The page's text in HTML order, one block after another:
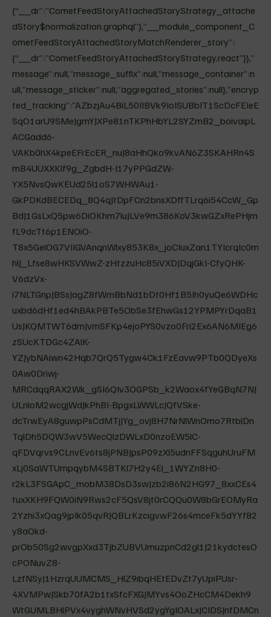
{“__dr”:”CometFeedStoryAttachedStoryStrategy_attache
dStory$normalization.graphql”},”__module_component_C
ometFeedStoryAttachedStoryMatchRenderer_story”:
{“__dr”:”CometFeedStoryAttachedStoryStrategy.react”}},”
message”:null,”message_suffix”:null,”message_container”:n
ull,”message_sticker”:null,”aggregated_stories”:null},”encryp
ted_tracking”:”AZbzjAu4BiL50IIBVk9IoISUBbIT1ScDcFEIeE
SqO1arU9SMeJgmYJXPe81nTKPhHbYL2SYZmB2_boivaipL
ACGadd6-
VAKb0hX4kpeEFrEcER_nuJ8aHhQko9kvAN6Z3SKAHRn4S
mB4UUXXKlf9g_ZgbdH-I17yPPGdZW-
YX5NvsQwKEUd25l1oS7WHWAu1-
GkPDKdBECEDq_8Q4qJtDpFCn2bnsXDffTLrq6i54CcW_Gp
BdJ1GsLxQ5pw6DiOKhm7luJLVe9m386KoV3kwGZxRePHjm
fL9dcTt6p1ENOiO-
T8x5GelOG7VIIGVAnqnWlxy853K8x_joCIuxZan1TYIcrqIc0m
hlJ_Lfse8wHKSVWwZ-zHtzzuHc85iVXDJDqjGkI-CfyQHK-
V6dzVx-
i7NLTGnpJBSsJagZ8fWmBbNd1bDt0Hf1B5Ih0yuQe6WDHc
uxbd6dHf1ed4hBAkPBTe5ObSe3fEhwGs12YPMPYrDqaB1
UsJKQMTWT6dmJvmSFKp4ejoPYS0vzo0Fri2Ex6AN6MIEg6
zSUcKTDGc4ZAlK-
YZJybNAiwn42Hqb7QrQ5Tygw4Ck1FzEavw9PTb0QDyeXs
0Aw0Driwj-
MRCdqqRAX2Wk_gSI6QIv3OGPSb_k2Waox4fYeGBqN7NJ
ULnloM2wcgjWdJkPhBI-BpgxLWWLcJQfVSke-
dcTrwEyA8guwpPsCdMTjJYg_ovj8H7NrNlWnOmo7RtblDn
TqlDh5DQW3wV5WecQlzDWLxD0nzoEW5lC-
qFDVqrvs9CLnvEv6ts8jPNBJpsP09zXl5udnFFSqguhUruFM
xLj0SaWTUmpqybM4SBTKl7H2y4Ei_1WYZn8H0-
r2kL3FSGApC_mobM38DsD3swJzb2i86N2HG97_8xxCEs4
tuxXKH9FQW0iN9Rws2cF5QsV8jt0rCQQu0W8bGrEOMyRa
2Yzhi3xQag9jpIk05qvRJQBLrKzcigvwF26s4mceFk5dYYf82
y8aOkd-
prOb50Sg2wvgpXxd3TjbZUBVUmuzpnCd2gl1J21kydctesO
cPONuvZ8-
LzfNSyJ1HzrqUUMCMS_HlZ9ibqHEtEDvZt7yUpiPUsr-
4XVMPwJSkb70fA2b1txSfcFXGJMYvs4OoZHcCM4Dekh9
WtGUMLBHlPVx4vyghWNvHVSd2ygYgIOALxJCIDSJnfDMCn